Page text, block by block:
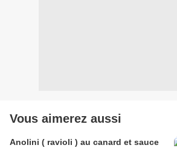
Vous aimerez aussi
Anolini ( ravioli ) au canard et sauce